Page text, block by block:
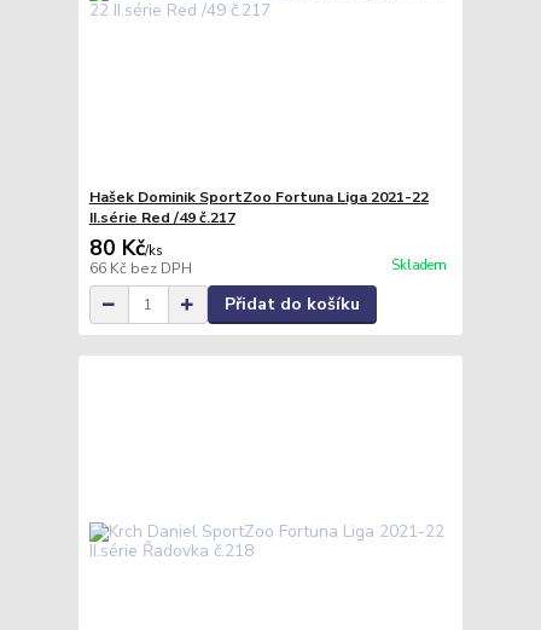
Hašek Dominik SportZoo Fortuna Liga 2021-22
II.série Red /49 č.217
80 Kč/ks
66 Kč bez DPH Skladem
Přidat do košíku